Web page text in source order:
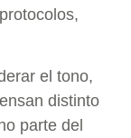
el tono,
distinto
parte del